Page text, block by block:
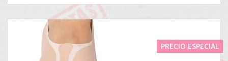
PRECIO ESPECIAL